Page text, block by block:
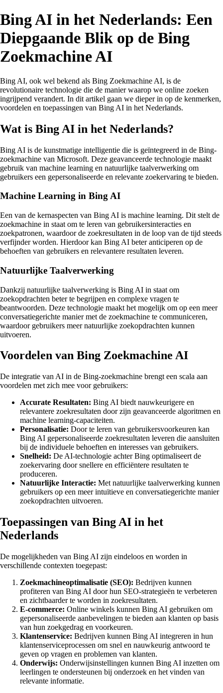
Bing AI in het Nederlands: Een
Diepgaande Blik op de Bing
Zoekmachine AI
Bing AI, ook wel bekend als Bing Zoekmachine AI, is de
revolutionaire technologie die de manier waarop we online zoeken
ingrijpend verandert. In dit artikel gaan we dieper in op de kenmerken,
voordelen en toepassingen van Bing AI in het Nederlands.
Wat is Bing AI in het Nederlands?
Bing AI is de kunstmatige intelligentie die is geïntegreerd in de Bing-
zoekmachine van Microsoft. Deze geavanceerde technologie maakt
gebruik van machine learning en natuurlijke taalverwerking om
gebruikers een gepersonaliseerde en relevante zoekervaring te bieden.
Machine Learning in Bing AI
Een van de kernaspecten van Bing AI is machine learning. Dit stelt de
zoekmachine in staat om te leren van gebruikersinteracties en
zoekpatronen, waardoor de zoekresultaten in de loop van de tijd steeds
verfijnder worden. Hierdoor kan Bing AI beter anticiperen op de
behoeften van gebruikers en relevantere resultaten leveren.
Natuurlijke Taalverwerking
Dankzij natuurlijke taalverwerking is Bing AI in staat om
zoekopdrachten beter te begrijpen en complexe vragen te
beantwoorden. Deze technologie maakt het mogelijk om op een meer
conversatiegerichte manier met de zoekmachine te communiceren,
waardoor gebruikers meer natuurlijke zoekopdrachten kunnen
uitvoeren.
Voordelen van Bing Zoekmachine AI
De integratie van AI in de Bing-zoekmachine brengt een scala aan
voordelen met zich mee voor gebruikers:
Accurate Resultaten: Bing AI biedt nauwkeurigere en
relevantere zoekresultaten door zijn geavanceerde algoritmen en
machine learning-capaciteiten.
Personalisatie: Door te leren van gebruikersvoorkeuren kan
Bing AI gepersonaliseerde zoekresultaten leveren die aansluiten
bij de individuele behoeften en interesses van gebruikers.
Snelheid: De AI-technologie achter Bing optimaliseert de
zoekervaring door snellere en efficiëntere resultaten te
produceren.
Natuurlijke Interactie: Met natuurlijke taalverwerking kunnen
gebruikers op een meer intuïtieve en conversatiegerichte manier
zoekopdrachten uitvoeren.
Toepassingen van Bing AI in het
Nederlands
De mogelijkheden van Bing AI zijn eindeloos en worden in
verschillende contexten toegepast:
Zoekmachineoptimalisatie (SEO): Bedrijven kunnen
profiteren van Bing AI door hun SEO-strategieën te verbeteren
en zichtbaarder te worden in zoekresultaten.
E-commerce: Online winkels kunnen Bing AI gebruiken om
gepersonaliseerde aanbevelingen te bieden aan klanten op basis
van hun zoekgedrag en voorkeuren.
Klantenservice: Bedrijven kunnen Bing AI integreren in hun
klantenserviceprocessen om snel en nauwkeurig antwoord te
geven op vragen en problemen van klanten.
Onderwijs: Onderwijsinstellingen kunnen Bing AI inzetten om
leerlingen te ondersteunen bij onderzoek en het vinden van
relevante informatie.